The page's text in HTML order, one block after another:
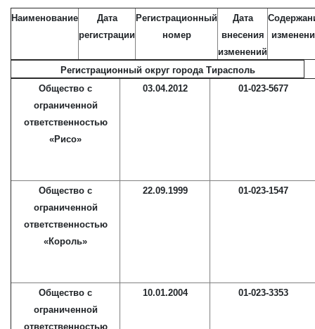
Наименование
Дата
регистрации
Регистрационный
номер
Дата
внесения
изменений
Регистрационный округ города Тирасполь
Общество с
ограниченной
ответственностью
«Рисо»
03.04.2012 01-023-5677
Общество с
ограниченной
ответственностью
«Король»
22.09.1999 01-023-1547
Общество с
ограниченной
ответственностью
10.01.2004 01-023-3353